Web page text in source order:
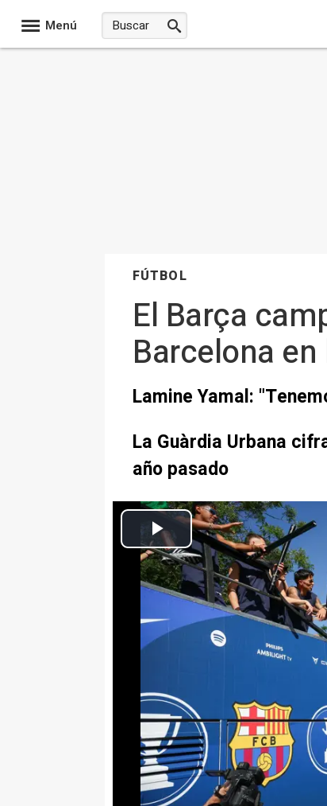
Menú
FÚTBOL
El Barça
Barcelona
Lamine Yamal:
La Guàrdia Urbana
año pasado
Rúa de campeones del FC Barcelona para celebrar los
Europa Press Deportes
Actualizado: lunes, 11 mayo 2026 23:36
Lamine Yamal:
ganarlos"
La Guàrdia Urbana cifra
calle, 100.000 más que el
BARCELONA, 11 (EUROPA
Los jugadores del primer